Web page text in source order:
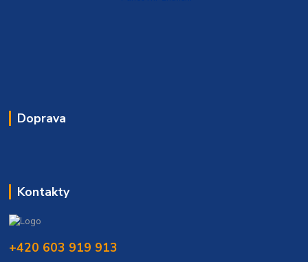
Doprava
Kontakty
+420 603 919 913